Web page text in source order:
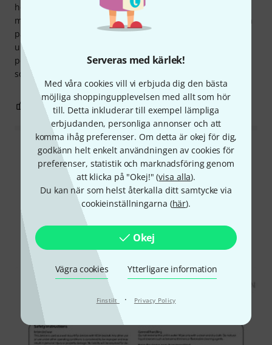
Serveras med kärlek!
Med våra cookies vill vi erbjuda dig den bästa
möjliga shoppingupplevelsen med allt som hör
till. Detta inkluderar till exempel lämpliga
erbjudanden, personliga annonser och att
komma ihåg preferenser. Om detta är okej för dig,
godkänn helt enkelt användningen av cookies för
preferenser, statistik och marknadsföring genom
att klicka på "Okej!" (visa alla).
Du kan när som helst återkalla ditt samtycke via
cookieinställningarna (här).
Okej
Vägra cookies Ytterligare information
Finstilt · Privacy Policy
högtalarstativ. Jag tog helt enkelt isär delen, breddade
mitten av vinkeljusteringssliden för att passera hängbulten
på en halvkopplare 32-35mm (som är M10 istället för den
ursprungliga M8) allt fungerar mycket bra, för mindre
pengar och mer modulärt än någon annan VESA-adapter
som ska göra samma sak
0 ANMÄL RECENSION
Läs alla recensioner
Visste du?
Nedladdningar